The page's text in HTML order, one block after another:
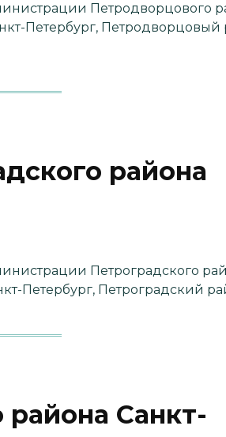
Петродворцового
Петербург, Петродворцовый
района
Петроградского
Петербург, Петроградский
Санкт-